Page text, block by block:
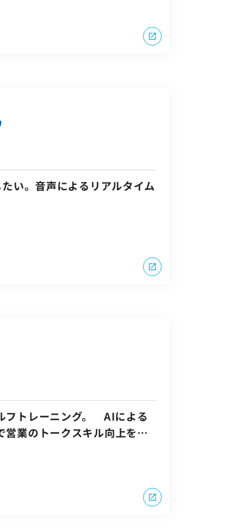
い。音声によるリアルタイム
フトレーニング。 AIによる
営業のトークスキル向上を支